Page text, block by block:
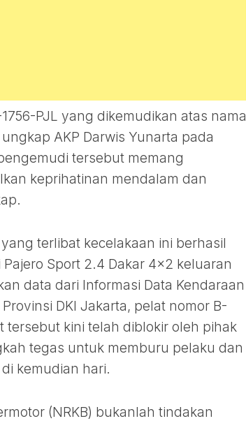
PJL yang dikemudikan atas nama
AKP Darwis Yunarta pada
tersebut memang
keprihatinan mendalam dan
terlibat kecelakaan ini berhasil
Sport 2.4 Dakar 4×2 keluaran
data dari Informasi Data Kendaraan
DKI Jakarta, pelat nomor B-
tersebut kini telah diblokir oleh pihak
tegas untuk memburu pelaku dan
kemudian hari.
(NRKB) bukanlah tindakan